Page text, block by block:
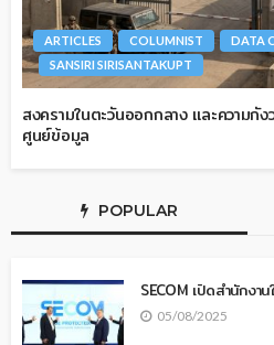
ARTICLES COLUMNIST DATA
SANSIRI SIRISANTAKUPT
สงครามในตะวันออกกลาง และความกั
ศูนย์ข้อมูล
POPULAR
SECOM เปิดสำนักงา
05/08/2025